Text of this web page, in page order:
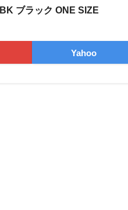
ブラック ONE SIZE
Yahoo